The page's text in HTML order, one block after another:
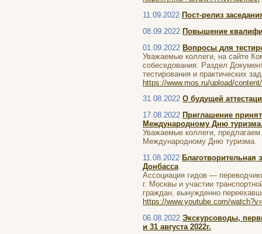
11.09.2022 Пост-релиз
08.09.2022 Повышение
01.09.2022 Вопросы для
Уважаемые коллеги, на сайте
собеседования. Раздел
тестирования и практических
https://www.mos.ru/upload/
31.08.2022 О будущей
17.08.2022 Приглашение
Международному Дню
Уважаемые коллеги,
Международному Дню туризма.
11.08.2022
Донбасса
Ассоциация гидов —
г. Москвы и участии
граждан, вынужденно
https://www.youtube.com/
06.08.2022 Экскурсоводы,
и 31 августа 2022г.